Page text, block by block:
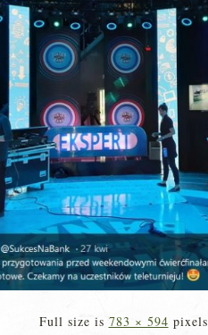
Full size is 783 × 594 pixels